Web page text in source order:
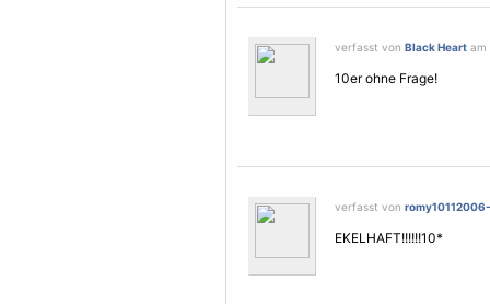
verfasst von Black Heart am
10er ohne Frage!
verfasst von
EKELHAFT!!!!!!10*